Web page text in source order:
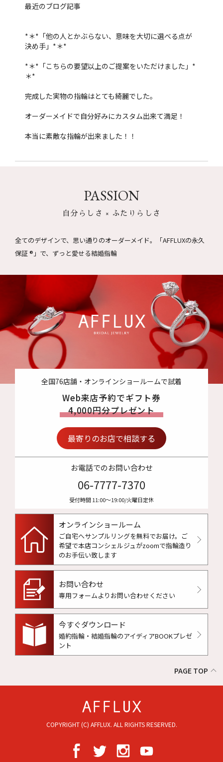
最近のブログ記事
*＊*「他の人とかぶらない、意味を大切に選べる点が
決め手」*＊*
*＊*「こちらの要望以上のご提案をいただけました」*
＊*
完成した実物の指輪はとても綺麗でした。
オーダーメイドで自分好みにカスタム出来て満足！
本当に素敵な指輪が出来ました！！
PASSION
自分らしさ × ふたりらしさ
全てのデザインで、思い通りのオーダーメイド。
「AFFLUXの永久
保証 ®」で、ずっと愛せる結婚指輪
全国76店舗・オンラインショールームで試着
Web来店予約でギフト券
4,000円分プレゼント
最寄りのお店で相談する
お電話でのお問い合わせ
06-7777-7370
受付時間 11:00〜19:00/火曜日定休
オンラインショールーム
ご自宅へサンプルリングを無料でお届け。 ご
希望で本店コンシェルジュがzoomで指輪造り
のお手伝い致します
お問い合わせ
専用フォームよりお問い合わせください
今すぐダウンロード
婚約指輪・結婚指輪のアイディアBOOKプレゼ
ント
PAGE TOP
COPYRIGHT (C) AFFLUX. ALL RIGHTS RESERVED.